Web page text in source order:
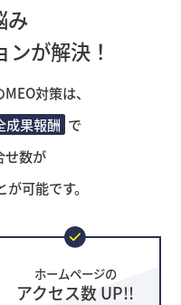
み
が解決！
対策は、
成果報酬 で
せ数が
可能です。
ホームページの
アクセス数 UP!!